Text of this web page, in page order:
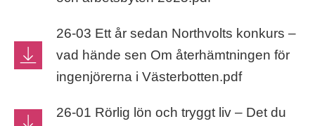
26-03 Ett år sedan Northvolts konkurs –
vad hände sen Om återhämtningen för
ingenjörerna i Västerbotten.pdf
26-01 Rörlig lön och tryggt liv – Det du